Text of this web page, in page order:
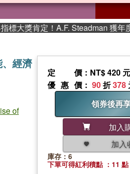
定！A.F. Steadman 獲年度作家，
經濟
of
定價 ：NT$ 420 元
優惠價 ： 90折378
領券後再
加入
加入
庫存：6
下單可得紅利積點 ：11 點